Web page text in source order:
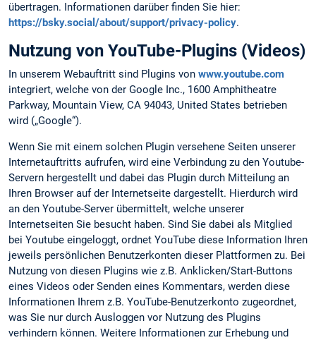
übertragen. Informationen darüber finden Sie hier:
https://bsky.social/about/support/privacy-policy.
Nutzung von YouTube-Plugins (Videos)
In unserem Webauftritt sind Plugins von www.youtube.com
integriert, welche von der Google Inc., 1600 Amphitheatre
Parkway, Mountain View, CA 94043, United States betrieben
wird („Google“).
Wenn Sie mit einem solchen Plugin versehene Seiten unserer
Internetauftritts aufrufen, wird eine Verbindung zu den Youtube-
Servern hergestellt und dabei das Plugin durch Mitteilung an
Ihren Browser auf der Internetseite dargestellt. Hierdurch wird
an den Youtube-Server übermittelt, welche unserer
Internetseiten Sie besucht haben. Sind Sie dabei als Mitglied
bei Youtube eingeloggt, ordnet YouTube diese Information Ihren
jeweils persönlichen Benutzerkonten dieser Plattformen zu. Bei
Nutzung von diesen Plugins wie z.B. Anklicken/Start-Buttons
eines Videos oder Senden eines Kommentars, werden diese
Informationen Ihrem z.B. YouTube-Benutzerkonto zugeordnet,
was Sie nur durch Ausloggen vor Nutzung des Plugins
verhindern können. Weitere Informationen zur Erhebung und